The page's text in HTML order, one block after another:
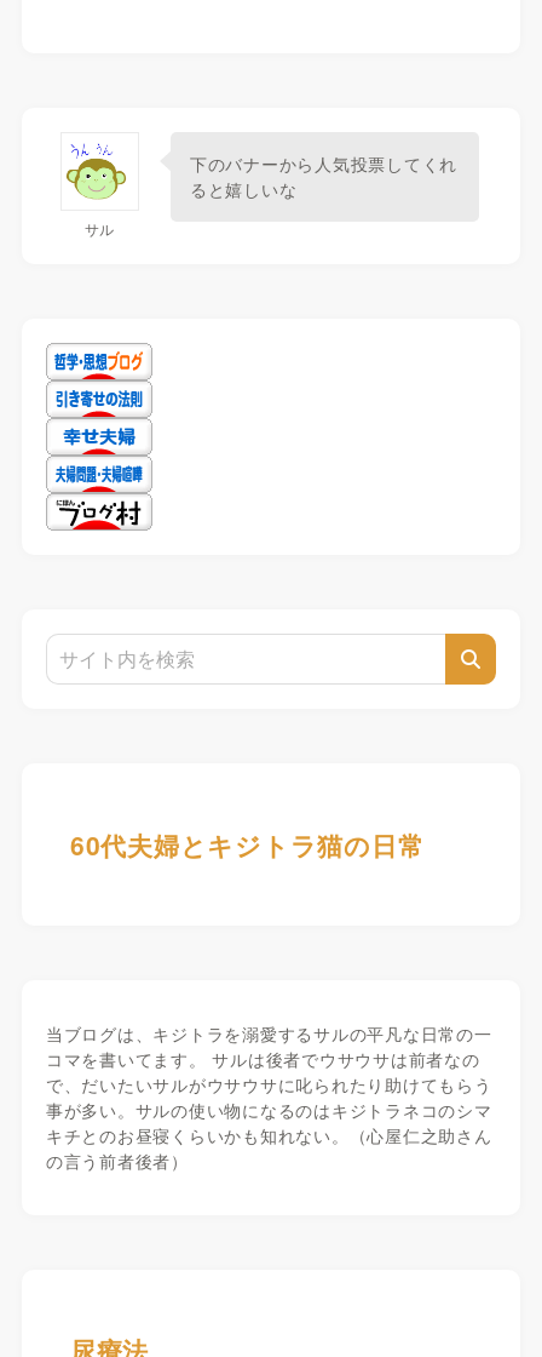
サル
下のバナーから人気投票してくれ
ると嬉しいな
60代夫婦とキジトラ猫の日常
当ブログは、キジトラを溺愛するサルの平凡な日常の一
コマを書いてます。 サルは後者でウサウサは前者なの
で、だいたいサルがウサウサに叱られたり助けてもらう
事が多い。サルの使い物になるのはキジトラネコのシマ
キチとのお昼寝くらいかも知れない。（心屋仁之助さん
の言う前者後者）